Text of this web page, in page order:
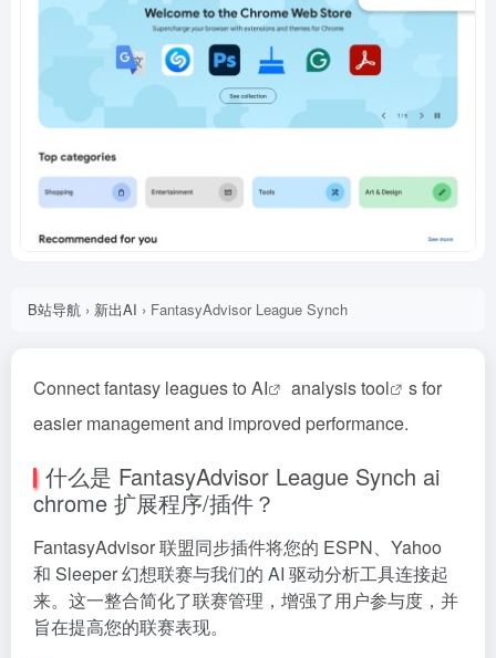
B站导航 › 新出AI › FantasyAdvisor League Synch
Connect fantasy leagues to AI analysistool
s for
easier management and improved performance.
什么是 FantasyAdvisor League Synch ai
chrome 扩展程序/插件？
FantasyAdvisor 联盟同步插件将您的 ESPN、Yahoo
和 Sleeper 幻想联赛与我们的 AI 驱动分析工具连接起
来。这一整合简化了联赛管理，增强了用户参与度，并
旨在提高您的联赛表现。